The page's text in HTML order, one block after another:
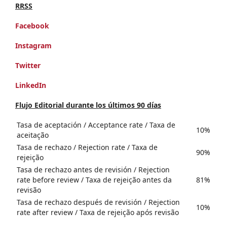
RRSS
Facebook
Instagram
Twitter
LinkedIn
Flujo Editorial durante los últimos 90 días
Tasa de aceptación / Acceptance rate / Taxa de
aceitação
10%
Tasa de rechazo / Rejection rate / Taxa de
rejeição
90%
Tasa de rechazo antes de revisión / Rejection
rate before review / Taxa de rejeição antes da
revisão
81%
Tasa de rechazo después de revisión / Rejection
rate after review / Taxa de rejeição após revisão
10%